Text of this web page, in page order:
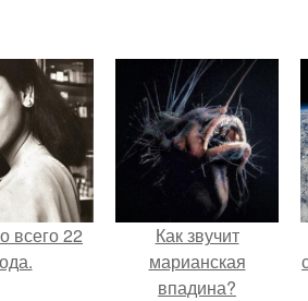
всего 22
Как звучит
марианская
впадина?